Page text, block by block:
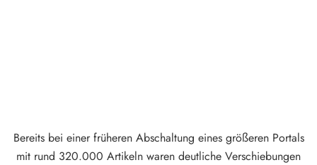
Bereits bei einer früheren Abschaltung eines größeren Portals
mit rund 320.000 Artikeln waren deutliche Verschiebungen